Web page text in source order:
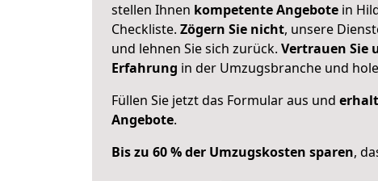
stellen Ihnen kompetente Angebote in
Checkliste. Zögern Sie nicht, unsere
und lehnen Sie sich zurück. Vertrauen Sie
Erfahrung in der Umzugsbranche und
Füllen Sie jetzt das Formular aus und
Angebote.
Bis zu 60 % der Umzugskosten sparen,